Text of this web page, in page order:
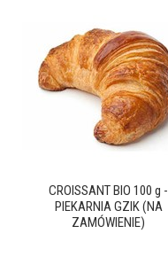
CROISSANT BIO 100 g -
PIEKARNIA GZIK (NA
ZAMÓWIENIE)